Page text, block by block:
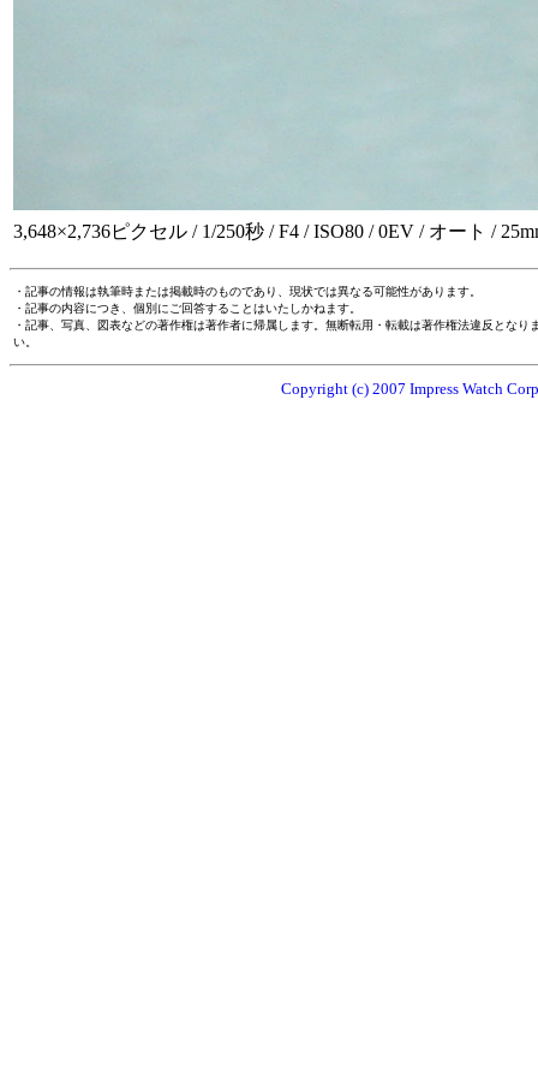
3,648×2,736ピクセル / 1/250秒 / F4 / ISO80 / 0EV / オート /
・記事の情報は執筆時または掲載時のものであり、現状では異なる可能性があります。
・記事の内容につき、個別にご回答することはいたしかねます。
・記事、写真、図表などの著作権は著作者に帰属します。無断転用・転載は著作権法違反とな
い。
Copyright (c) 2007 Impress Watch